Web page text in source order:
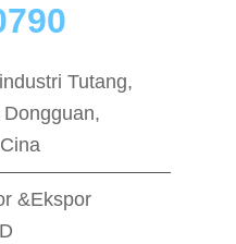
Tutang,
&Ekspor